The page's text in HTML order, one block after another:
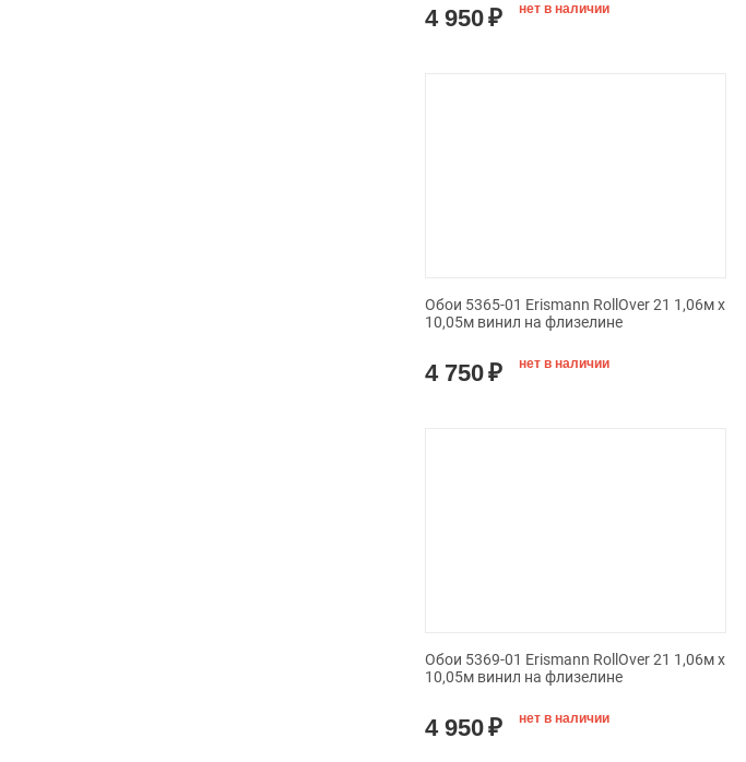
4 950₽ нет в наличии
Обои 5365-01 Erismann RollOver 21 1,06м х
10,05м винил на флизелине
4 750₽ нет в наличии
Обои 5369-01 Erismann RollOver 21 1,06м х
10,05м винил на флизелине
4 950₽ нет в наличии